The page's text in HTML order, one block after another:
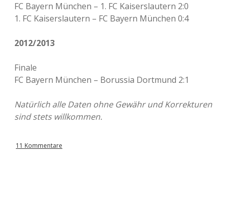
FC Bayern München – 1. FC Kaiserslautern 2:0
1. FC Kaiserslautern – FC Bayern München 0:4
2012/2013
Finale
FC Bayern München – Borussia Dortmund 2:1
Natürlich alle Daten ohne Gewähr und Korrekturen
sind stets willkommen.
11 Kommentare